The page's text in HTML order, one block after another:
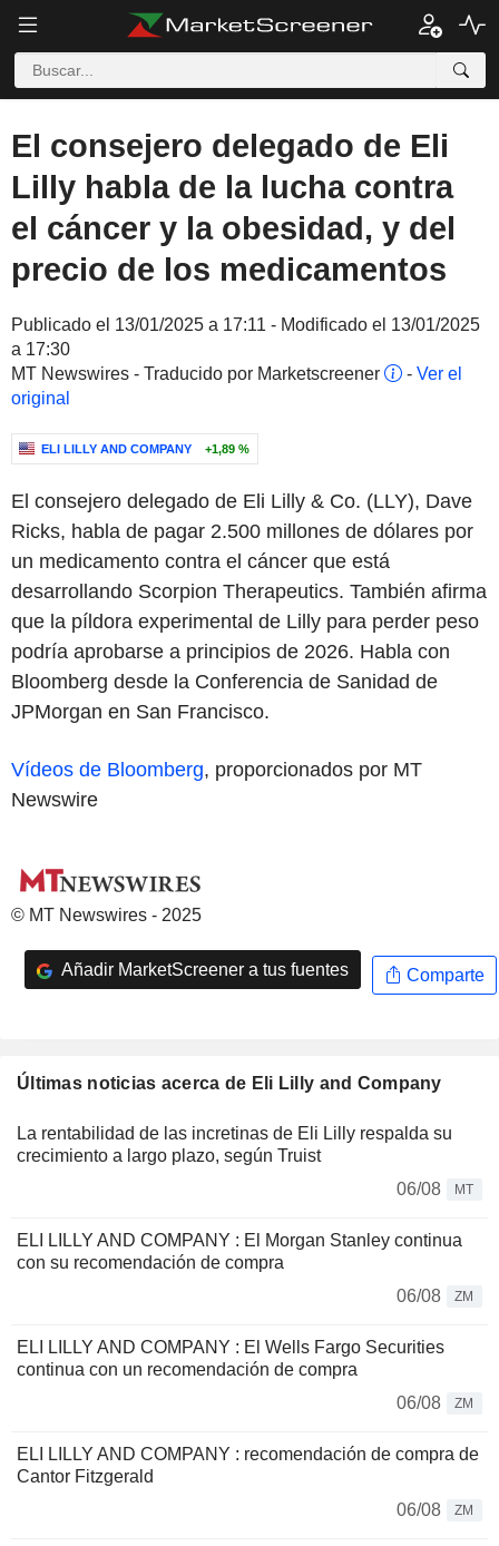
El consejero delegado de Eli
Lilly habla de la lucha contra
el cáncer y la obesidad, y del
precio de los medicamentos
Publicado el 13/01/2025 a 17:11 - Modificado el 13/01/2025
a 17:30
MT Newswires - Traducido por Marketscreener
- Ver el
original
ELI LILLY AND COMPANY +1,89 %
El consejero delegado de Eli Lilly & Co. (LLY), Dave
Ricks, habla de pagar 2.500 millones de dólares por
un medicamento contra el cáncer que está
desarrollando Scorpion Therapeutics. También afirma
que la píldora experimental de Lilly para perder peso
podría aprobarse a principios de 2026. Habla con
Bloomberg desde la Conferencia de Sanidad de
JPMorgan en San Francisco.
Vídeos de Bloomberg, proporcionados por MT
Newswire
© MT Newswires - 2025
Añadir MarketScreener a tus fuentes Comparte
Últimas noticias acerca de Eli Lilly and Company
La rentabilidad de las incretinas de Eli Lilly respalda su
crecimiento a largo plazo, según Truist
06/08
MT
ELI LILLY AND COMPANY : El Morgan Stanley continua
con su recomendación de compra
06/08
ZM
ELI LILLY AND COMPANY : El Wells Fargo Securities
continua con un recomendación de compra
06/08
ZM
ELI LILLY AND COMPANY : recomendación de compra de
Cantor Fitzgerald
06/08
ZM